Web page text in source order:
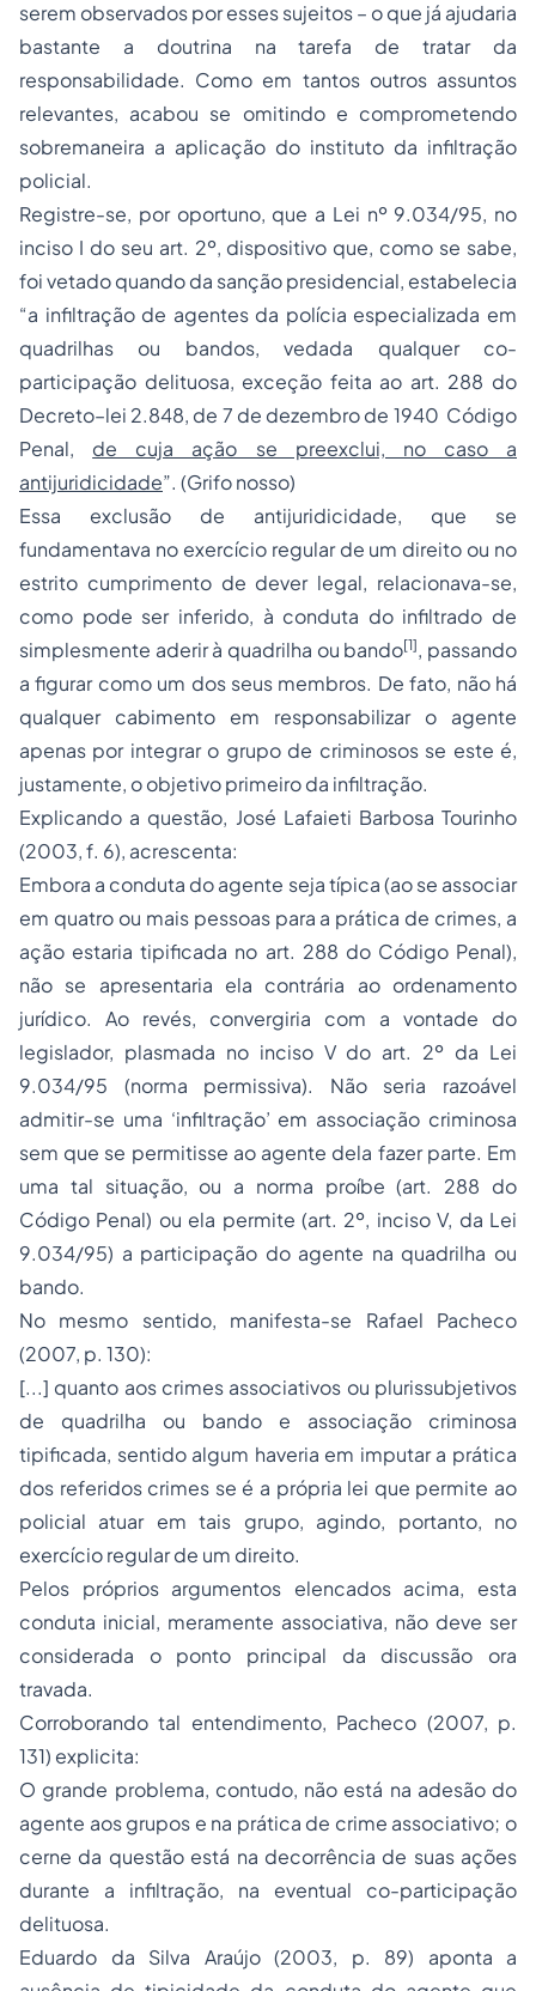
serem observados por esses sujeitos – o que já ajudaria
bastante a doutrina na tarefa de tratar da
responsabilidade. Como em tantos outros assuntos
relevantes, acabou se omitindo e comprometendo
sobremaneira a aplicação do instituto da infiltração
policial.
Registre-se, por oportuno, que a Lei nº 9.034/95, no
inciso I do seu art. 2º, dispositivo que, como se sabe,
foi vetado quando da sanção presidencial, estabelecia
“a infiltração de agentes da polícia especializada em
quadrilhas ou bandos, vedada qualquer co-
participação delituosa, exceção feita ao art. 288 do
Decreto–lei 2.848, de 7 de dezembro de 1940 Código
Penal, de cuja ação se preexclui, no caso a
antijuridicidade”. (Grifo nosso)
Essa exclusão de antijuridicidade, que se
fundamentava no exercício regular de um direito ou no
estrito cumprimento de dever legal, relacionava-se,
como pode ser inferido, à conduta do infiltrado de
simplesmente aderir à quadrilha ou bando[1], passando
a figurar como um dos seus membros. De fato, não há
qualquer cabimento em responsabilizar o agente
apenas por integrar o grupo de criminosos se este é,
justamente, o objetivo primeiro da infiltração.
Explicando a questão, José Lafaieti Barbosa Tourinho
(2003, f. 6), acrescenta:
Embora a conduta do agente seja típica (ao se associar
em quatro ou mais pessoas para a prática de crimes, a
ação estaria tipificada no art. 288 do Código Penal),
não se apresentaria ela contrária ao ordenamento
jurídico. Ao revés, convergiria com a vontade do
legislador, plasmada no inciso V do art. 2º da Lei
9.034/95 (norma permissiva). Não seria razoável
admitir-se uma ‘infiltração’ em associação criminosa
sem que se permitisse ao agente dela fazer parte. Em
uma tal situação, ou a norma proíbe (art. 288 do
Código Penal) ou ela permite (art. 2º, inciso V, da Lei
9.034/95) a participação do agente na quadrilha ou
bando.
No mesmo sentido, manifesta-se Rafael Pacheco
(2007, p. 130):
[...] quanto aos crimes associativos ou plurissubjetivos
de quadrilha ou bando e associação criminosa
tipificada, sentido algum haveria em imputar a prática
dos referidos crimes se é a própria lei que permite ao
policial atuar em tais grupo, agindo, portanto, no
exercício regular de um direito.
Pelos próprios argumentos elencados acima, esta
conduta inicial, meramente associativa, não deve ser
considerada o ponto principal da discussão ora
travada.
Corroborando tal entendimento, Pacheco (2007, p.
131) explicita:
O grande problema, contudo, não está na adesão do
agente aos grupos e na prática de crime associativo; o
cerne da questão está na decorrência de suas ações
durante a infiltração, na eventual co-participação
delituosa.
Eduardo da Silva Araújo (2003, p. 89) aponta a